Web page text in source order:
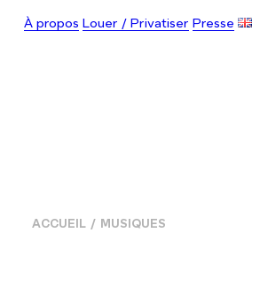
À propos Louer / Privatiser Presse
ACCUEIL MUSIQUES